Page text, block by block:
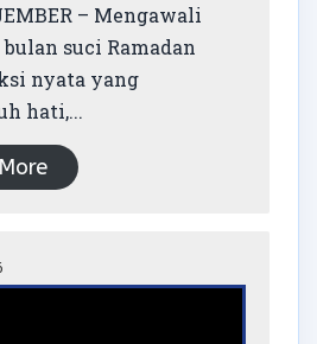
– Mengawali
suci Ramadan
nyata yang
hati,...